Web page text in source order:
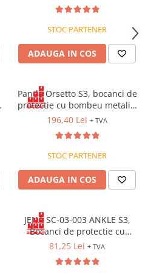
STOC PARTENER
ADAUGA IN COS
Panda Orsetto S3, bocanci de
protectie cu bombeu metalic,
lamela antiperforatie, fete
196,40 Lei + TVA
STOC PARTENER
ADAUGA IN COS
JENA SC-03-003 ANKLE S3,
Bocanci de protectie cu
bombeu din otel, lamela
hidrofobizate, talpa SRC
81,25 Lei + TVA